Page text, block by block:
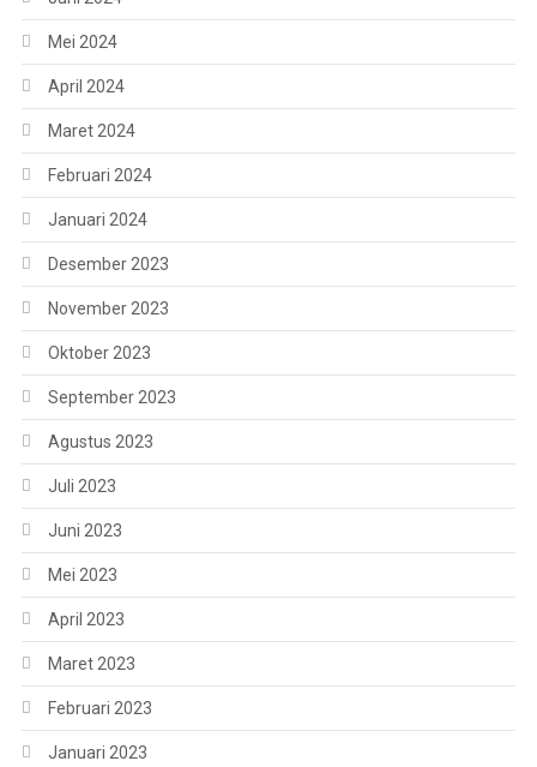
Mei 2024
April 2024
Maret 2024
Februari 2024
Januari 2024
Desember 2023
November 2023
Oktober 2023
September 2023
Agustus 2023
Juli 2023
Juni 2023
Mei 2023
April 2023
Maret 2023
Februari 2023
Januari 2023